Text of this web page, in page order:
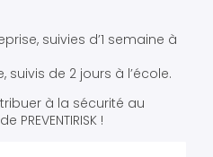
suivies d’1 semaine à
suivis de 2 jours à l’école.
à la sécurité au
!